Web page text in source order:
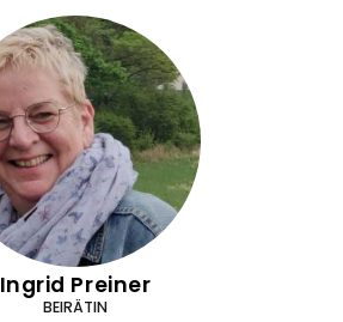
Ingrid Preiner
BEIRÄTIN